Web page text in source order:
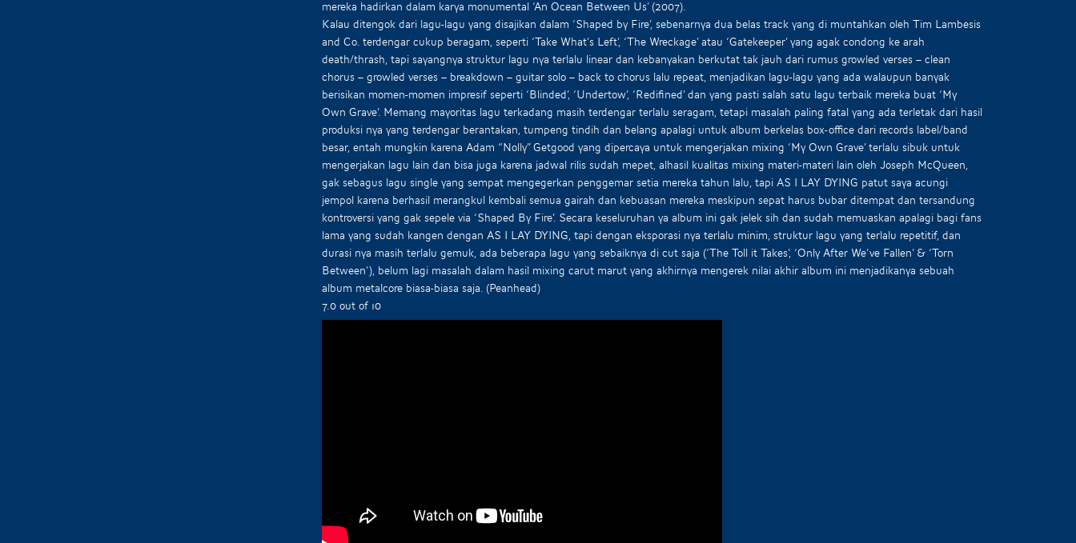
mereka hadirkan dalam karya monumental ‘An Ocean Between Us’ (2007).
Kalau ditengok dari lagu-lagu yang disajikan dalam ‘Shaped by Fire’, sebenarnya dua belas track yang di muntahkan oleh Tim Lambesis
and Co. terdengar cukup beragam, seperti ‘Take What’s Left’, ‘The Wreckage’ atau ‘Gatekeeper’ yang agak condong ke arah
death/thrash, tapi sayangnya struktur lagu nya terlalu linear dan kebanyakan berkutat tak jauh dari rumus growled verses – clean
chorus – growled verses – breakdown – guitar solo – back to chorus lalu repeat, menjadikan lagu-lagu yang ada walaupun banyak
berisikan momen-momen impresif seperti ‘Blinded’, ‘Undertow’, ‘Redifined’ dan yang pasti salah satu lagu terbaik mereka buat ‘My
Own Grave’. Memang mayoritas lagu terkadang masih terdengar terlalu seragam, tetapi masalah paling fatal yang ada terletak dari hasil
produksi nya yang terdengar berantakan, tumpeng tindih dan belang apalagi untuk album berkelas box-office dari records label/band
besar, entah mungkin karena Adam “Nolly” Getgood yang dipercaya untuk mengerjakan mixing ‘My Own Grave’ terlalu sibuk untuk
mengerjakan lagu lain dan bisa juga karena jadwal rilis sudah mepet, alhasil kualitas mixing materi-materi lain oleh Joseph McQueen,
gak sebagus lagu single yang sempat mengegerkan penggemar setia mereka tahun lalu, tapi AS I LAY DYING patut saya acungi
jempol karena berhasil merangkul kembali semua gairah dan kebuasan mereka meskipun sepat harus bubar ditempat dan tersandung
kontroversi yang gak sepele via ‘Shaped By Fire’. Secara keseluruhan ya album ini gak jelek sih dan sudah memuaskan apalagi bagi fans
lama yang sudah kangen dengan AS I LAY DYING, tapi dengan eksporasi nya terlalu minim, struktur lagu yang terlalu repetitif, dan
durasi nya masih terlalu gemuk, ada beberapa lagu yang sebaiknya di cut saja (‘The Toll it Takes’, ‘Only After We’ve Fallen’ & ‘Torn
Between’), belum lagi masalah dalam hasil mixing carut marut yang akhirnya mengerek nilai akhir album ini menjadikanya sebuah
album metalcore biasa-biasa saja. (Peanhead)
7.0 out of 10